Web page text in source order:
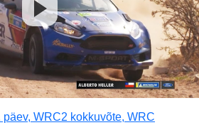
WRC2 kokkuvõte, WRC